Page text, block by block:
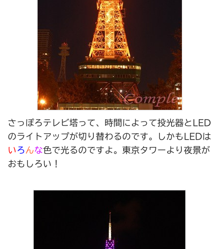
さっぽろテレビ塔って、時間によって投光器と
LED
のライトアップが切り替わるのです。しかもLEDは
い ろ んな色で光るのですよ。東京タワーより夜景が
おもしろい！